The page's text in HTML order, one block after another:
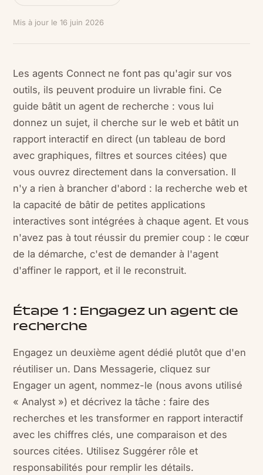
Mis à jour le16 juin 2026
Les agents Connect ne font pas qu'agir sur vos
outils, ils peuvent produire un livrable fini. Ce
guide bâtit un agent de recherche : vous lui
donnez un sujet, il cherche sur le web et bâtit un
rapport interactif en direct (un tableau de bord
avec graphiques, filtres et sources citées) que
vous ouvrez directement dans la conversation. Il
n'y a rien à brancher d'abord : la recherche web et
la capacité de bâtir de petites applications
interactives sont intégrées à chaque agent. Et vous
n'avez pas à tout réussir du premier coup : le cœur
de la démarche, c'est de demander à l'agent
d'affiner le rapport, et il le reconstruit.
Étape 1 : Engagez un agent de
recherche
Engagez un deuxième agent dédié plutôt que d'en
réutiliser un. Dans Messagerie, cliquez sur
Engager un agent, nommez-le (nous avons utilisé
« Analyst ») et décrivez la tâche : faire des
recherches et les transformer en rapport interactif
avec les chiffres clés, une comparaison et des
sources citées. Utilisez Suggérer rôle et
responsabilités pour remplir les détails.